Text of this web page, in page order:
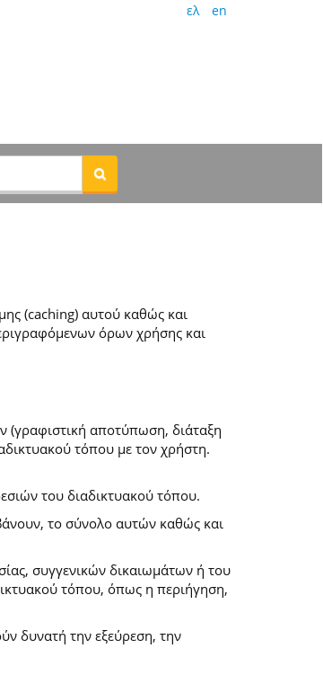
ελ en
(caching) αυτού καθώς και
όρων χρήσης και
(γραφιστική αποτύπωση, διάταξη
τόπου με τον χρήστη.
του διαδικτυακού τόπου.
το σύνολο αυτών καθώς και
συγγενικών δικαιωμάτων ή του
τόπου, όπως η περιήγηση,
δυνατή την εξεύρεση, την